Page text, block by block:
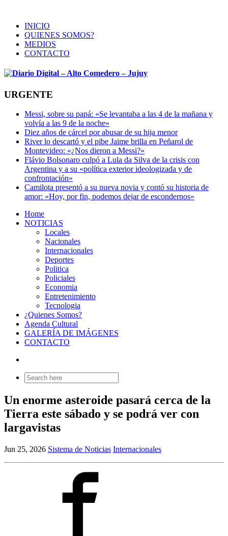
INICIO
QUIENES SOMOS?
MEDIOS
CONTACTO
URGENTE
Messi, sobre su papá: «Se levantaba a las 4 de la mañana y
volvía a las 9 de la noche»
Diez años de cárcel por abusar de su hija menor
River lo descartó y el pibe Jaime brilla en Peñarol de
Montevideo: «¿Nos dieron a Messi?»
Flávio Bolsonaro culpó a Lula da Silva de la crisis con
Argentina y a su «política exterior ideologizada y de
confrontación»
Camilota presentó a su nueva novia y contó su historia de
amor: «Hoy, por fin, podemos dejar de escondernos»
Home
NOTICIAS
Locales
Nacionales
Internacionales
Deportes
Politica
Policiales
Economia
Entretenimiento
Tecnologia
¿Quienes Somos?
Agenda Cultural
GALERÍA DE IMÁGENES
CONTACTO
Search
for:
Un enorme asteroide pasará cerca de la
Tierra este sábado y se podrá ver con
largavistas
Jun 25, 2026 Sistema de Noticias Internacionales